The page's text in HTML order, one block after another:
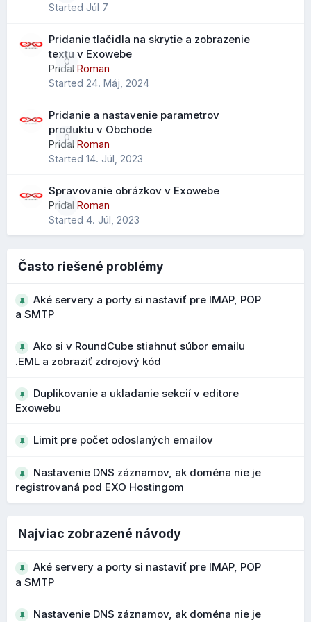
Pri importe .CSV súborov je možné mapovať údaje na
výber ako v starších verziách.
Čo to prináša?
jednoduchší prechod z Outlooku alebo iných klientov
lepšie zachovanie telefónov, poznámok a ďalších polí
Pribudol nový parameter "scope" pre vyhľadávanie
kontaktov, ktorý rozširuje možnosti filtrovania a
vyhľadávania v adresári.
Čo to prináša?
rýchlejšie nájdenie konkrétneho kontaktu
Bezpečnejšie upozornenia na podozrivé
Počas vývoja 1.7 boli vylepšené upozornenia na
odosielateľov. Pri podozrivých doménach alebo
podobných názvoch sa zobrazujú výraznejšie varovania.
Čo to prináša?
lepšie rozpoznanie phishingových správ
mailmi
Zobrazenie stránky na mobile:
Vylepšený editor štýlov a farieb
samotného editora štýlov a farieb. Režim návrhu v editore
Started Júl 7
0
Pridanie tlačidla na skrytie a zobrazenie
textu v Exowebe
Pridal Roman
Started 24. Máj, 2024
0
Pridanie a nastavenie parametrov
produktu v Obchode
Pridal Roman
Started 14. Júl, 2023
0
Spravovanie obrázkov v Exowebe
Pridal Roman
Started 4. Júl, 2023
Často riešené problémy
Aké servery a porty si nastaviť pre IMAP, POP
a SMTP
Ako si v RoundCube stiahnuť súbor emailu
.EML a zobraziť zdrojový kód
Duplikovanie a ukladanie sekcií v editore
Exowebu
Limit pre počet odoslaných emailov
Nastavenie DNS záznamov, ak doména nie je
registrovaná pod EXO Hostingom
Najviac zobrazené návody
Aké servery a porty si nastaviť pre IMAP, POP
a SMTP
Nastavenie DNS záznamov, ak doména nie je